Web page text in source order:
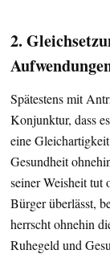
2.
Spätestens mit
Konjunktur, dass
eine
Gesundheit
seiner Weisheit tut
Bürger überlässt,
herrscht ohnehin
Ruhegeld und